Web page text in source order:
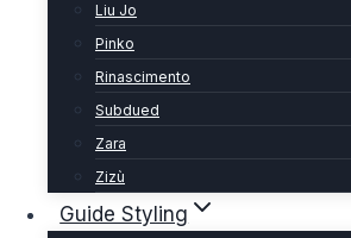
Liu Jo
Pinko
Rinascimento
Subdued
Zara
Zizù
Guide Styling